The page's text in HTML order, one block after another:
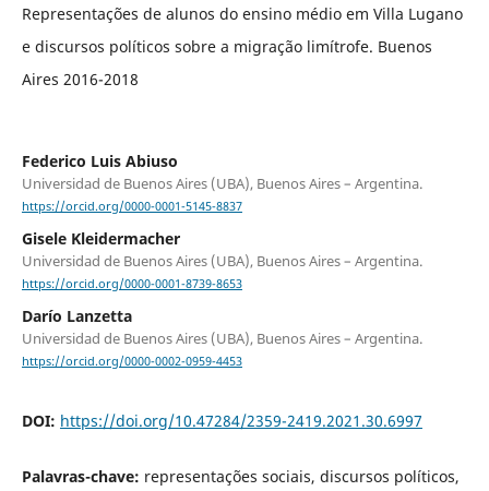
Representações de alunos do ensino médio em Villa Lugano
e discursos políticos sobre a migração limítrofe. Buenos
Aires 2016-2018
Federico Luis Abiuso
Universidad de Buenos Aires (UBA), Buenos Aires – Argentina.
https://orcid.org/0000-0001-5145-8837
Gisele Kleidermacher
Universidad de Buenos Aires (UBA), Buenos Aires – Argentina.
https://orcid.org/0000-0001-8739-8653
Darío Lanzetta
Universidad de Buenos Aires (UBA), Buenos Aires – Argentina.
https://orcid.org/0000-0002-0959-4453
DOI: https://doi.org/10.47284/2359-2419.2021.30.6997
Palavras-chave: representações sociais, discursos políticos,